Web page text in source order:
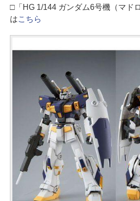
□「HG 1/144 ガンダム6号機（マド
はこちら